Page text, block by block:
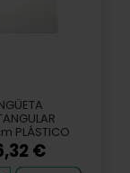
PLÁSTICO
€